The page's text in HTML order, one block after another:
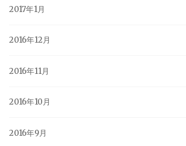
2017年1月
2016年12月
2016年11月
2016年10月
2016年9月